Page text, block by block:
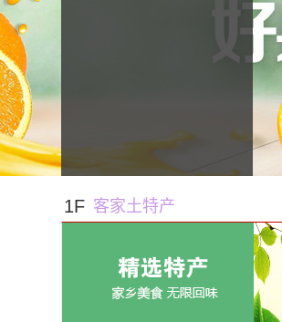
1F 客家土特产